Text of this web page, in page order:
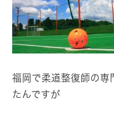
福岡で柔道整復師の専
たんですが